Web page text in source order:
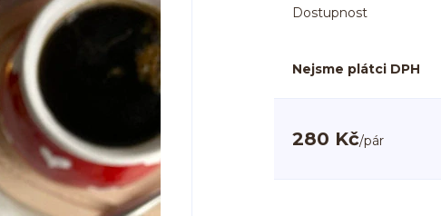
Dostupnost
Nejsme plátci DPH
280 Kč/pár